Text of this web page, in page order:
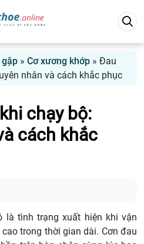
» Cơ xương khớp » Đau
nhân và cách khắc phục
chạy bộ:
cách khắc
là tình trạng xuất hiện khi vận
trong thời gian dài. Cơn đau